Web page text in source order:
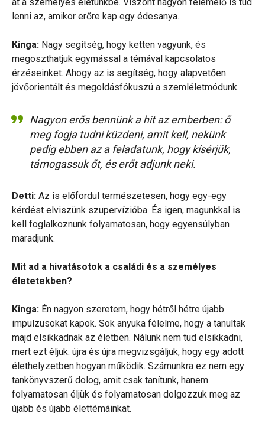
lenni az, amikor erőre kap egy édesanya.
Kinga: Nagy segítség, hogy ketten vagyunk, és
megoszthatjuk egymással a témával kapcsolatos
érzéseinket. Ahogy az is segítség, hogy alapvetően
jövőorientált és megoldásfókuszú a szemléletmódunk.
Nagyon erős bennünk a hit az emberben: ő
meg fogja tudni küzdeni, amit kell, nekünk
pedig ebben az a feladatunk, hogy kísérjük,
támogassuk őt, és erőt adjunk neki.
Detti: Az is előfordul természetesen, hogy egy-egy
kérdést elviszünk szupervízióba. És igen, magunkkal is
kell foglalkoznunk folyamatosan, hogy egyensúlyban
maradjunk.
Mit ad a hivatásotok a családi és a személyes
életetekben?
Kinga: Én nagyon szeretem, hogy hétről hétre újabb
impulzusokat kapok. Sok anyuka félelme, hogy a tanultak
majd elsikkadnak az életben. Nálunk nem tud elsikkadni,
mert ezt éljük: újra és újra megvizsgáljuk, hogy egy adott
élethelyzetben hogyan működik. Számunkra ez nem egy
tankönyvszerű dolog, amit csak tanítunk, hanem
folyamatosan éljük és folyamatosan dolgozzuk meg az
újabb és újabb élettémáinkat.